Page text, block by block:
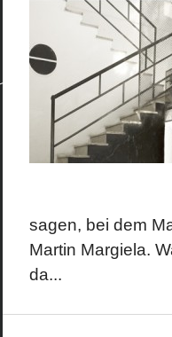
Kategorien
Berlin
Design
Economics
Fashion
Fotografie
Geschichte
Gesellschaft
Literatur
sagen, bei dem
Martin Margiela.
da...